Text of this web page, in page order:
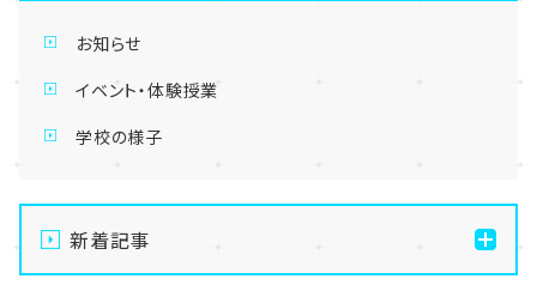
お知らせ
イベント・体験授業
学校の様子
新着記事